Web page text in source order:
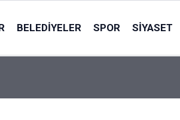
BELEDIYELER SPOR SIYASET